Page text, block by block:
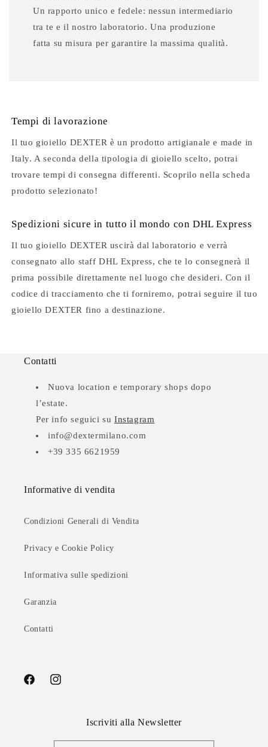
Un rapporto unico e fedele: nessun intermediario
tra te e il nostro laboratorio. Una produzione
fatta su misura per garantire la massima qualità.
Tempi di lavorazione
Il tuo gioiello DEXTER è un prodotto artigianale e made in
Italy. A seconda della tipologia di gioiello scelto, potrai
trovare tempi di consegna differenti. Scoprilo nella scheda
prodotto selezionato!
Spedizioni sicure in tutto il mondo con DHL Express
Il tuo gioiello DEXTER uscirà dal laboratorio e verrà
consegnato allo staff DHL Express, che te lo consegnerà il
prima possibile direttamente nel luogo che desideri. Con il
codice di tracciamento che ti forniremo, potrai seguire il tuo
gioiello DEXTER fino a destinazione.
Contatti
Nuova location e temporary shops dopo
l’estate.
Per info seguici su Instagram
info@dextermilano.com
+39 335 6621959
Informative di vendita
Condizioni Generali di Vendita
Privacy e Cookie Policy
Informativa sulle spedizioni
Garanzia
Contatti
FacebookInstagram
Iscriviti alla Newsletter